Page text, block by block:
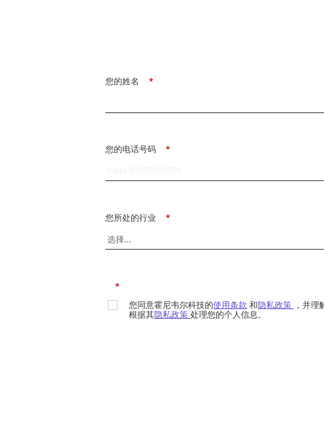
*
您的姓名
*
您的电话号码
*
您所处的行业
*
您同意霍尼韦尔科技的使用条款 和隐私政策 ，并
根据其隐私政策 处理您的个人信息。